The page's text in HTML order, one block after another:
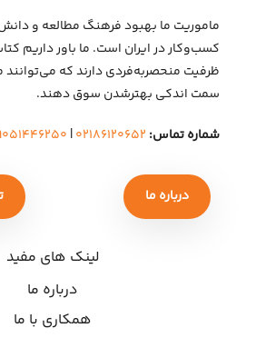
ماموریت ما بهبود فرهنگ مطالعه و
کسب‌وکار در ایران است. ما باور داریم
ظرفیت منحصربه‌فردی دارند که می‌توانند
سمت اندکی بهتر‌شدن سوق دهند.
شماره تماس: ۰۲۱۸۶۱۲۰۶۵۲|
درباره ما
لینک های مفید
درباره ما
همکاری با ما